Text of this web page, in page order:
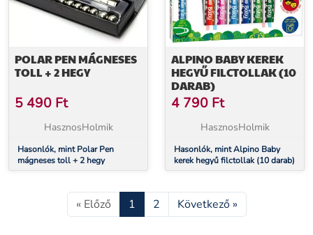
POLAR PEN MÁGNESES
TOLL + 2 HEGY
5 490 Ft
HasznosHolmik
Hasonlók, mint Polar Pen
mágneses toll + 2 hegy
ALPINO BABY KEREK
HEGYŰ FILCTOLLAK (10
DARAB)
4 790 Ft
HasznosHolmik
Hasonlók, mint Alpino Baby
kerek hegyű filctollak (10 darab)
« Előző 1 2 Következő »